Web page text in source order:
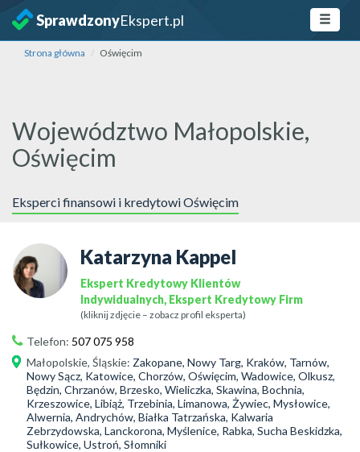
SprawdzonyEkspert.pl
Strona główna Oświęcim
Województwo Małopolskie,
Oświęcim
Eksperci finansowi i kredytowi Oświęcim
Katarzyna Kappel
Ekspert Kredytowy Klientów
Indywidualnych, Ekspert Kredytowy Firm
(kliknij zdjęcie – zobacz profil eksperta)
Telefon: 507 075 958
Małopolskie, Śląskie: Zakopane, Nowy Targ, Kraków, Tarnów,
Nowy Sącz, Katowice, Chorzów, Oświęcim, Wadowice, Olkusz,
Będzin, Chrzanów, Brzesko, Wieliczka, Skawina, Bochnia,
Krzeszowice, Libiąż, Trzebinia, Limanowa, Żywiec, Mysłowice,
Alwernia, Andrychów, Białka Tatrzańska, Kalwaria
Zebrzydowska, Lanckorona, Myślenice, Rabka, Sucha Beskidzka,
Sułkowice, Ustroń, Słomniki